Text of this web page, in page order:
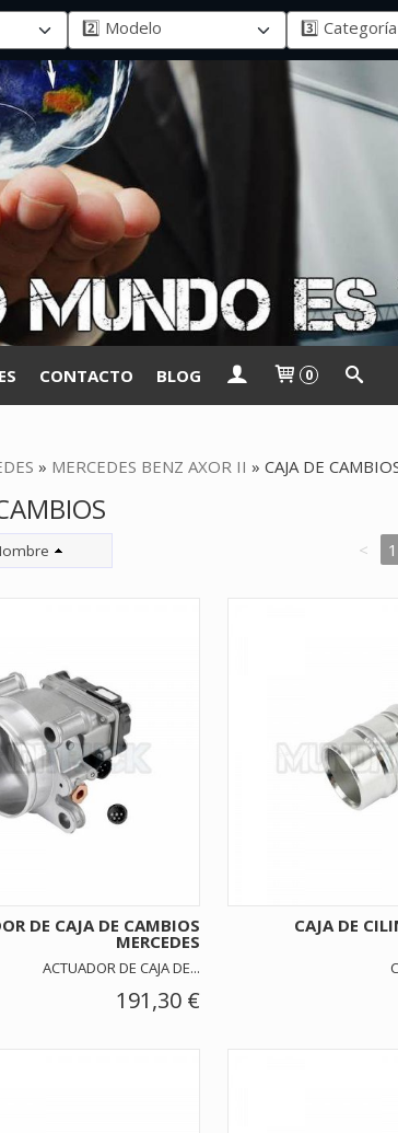
CONTACTO BLOG 0
» MERCEDES BENZ AXOR II » CAJA DE
< 1
DE CAJA DE CAMBIOS
MERCEDES
ACTUADOR DE CAJA DE...
191,30 €
CAJA DE